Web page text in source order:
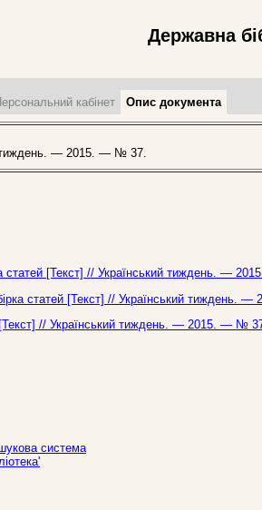
Державна
кабінет Опис документа
— 2015. — № 37.
статей [Текст] // Український тиждень. —
статей [Текст] // Український
[Текст] // Український тиждень. — 2015. — №
система